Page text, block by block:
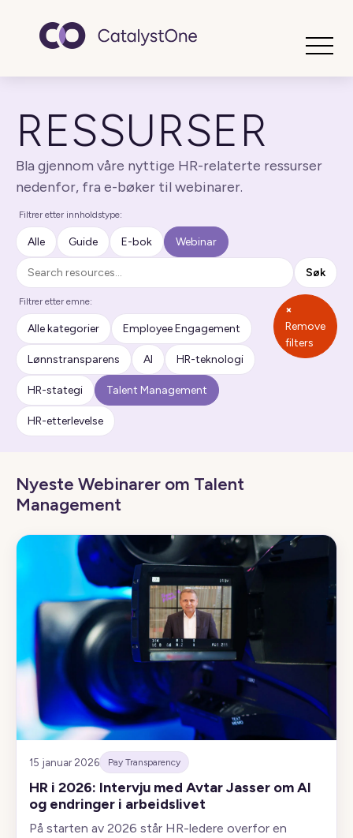
RESSURSER
Bla gjennom våre nyttige HR-relaterte ressurser
nedenfor, fra e-bøker til webinarer.
Filtrer etter innholdstype:
Alle Guide E-bok Webinar
Søk
Søk
Filtrer etter emne:
Alle kategorier Employee Engagement
Lønnstransparens AI HR-teknologi
HR-stategi Talent Management
HR-etterlevelse
×
Remove
filters
Nyeste Webinarer om Talent
Management
15 januar 2026 Pay Transparency
HR i 2026: Intervju med Avtar Jasser om AI
og endringer i arbeidslivet
På starten av 2026 står HR-ledere overfor en